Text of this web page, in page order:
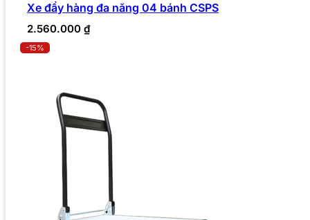
Xe đẩy hàng đa năng 04 bánh CSPS
2.560.000 ₫
-15%